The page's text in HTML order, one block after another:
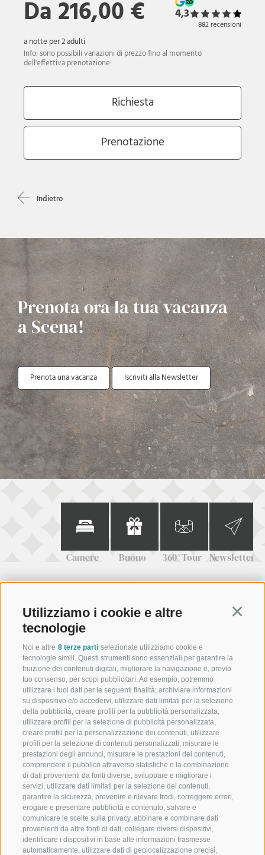
Utilizziamo i cookie e altre
tecnologie
Noi e altre 8 terze parti selezionate utilizziamo cookie e
tecnologie simili. Questi strumenti sono essenziali per garantire la
fruizione dei contenuti digitali, migliorare la navigazione e, previo
tuo consenso, per scopi pubblicitari. Ad esempio, potremmo
utilizzare i tuoi dati per le seguenti finalità: archiviare informazioni
su dispositivo e/o accedervi, utilizzare dati limitati per la selezione
della pubblicità, creare profili per la pubblicità personalizzata,
utilizzare profili per la selezione di pubblicità personalizzata,
creare profili per la personalizzazione dei contenuti, utilizzare
profili per la selezione di contenuti personalizzati, misurare le
prestazioni degli annunci, misurare le prestazioni dei contenuti,
comprendere il pubblico attraverso statistiche o la combinazione
di dati provenienti da fonti diverse, sviluppare e migliorare i
servizi, utilizzare dati limitati per la selezione dei contenuti,
garantire la sicurezza, prevenire e rilevare frodi, correggere errori,
erogare e presentare pubblicità e contenuto, salvare e
comunicare le scelte sulla privacy, abbinare e combinare dati
provenienti da altre fonti di dati, collegare diversi dispositivi,
identificare i dispositivi in base alle informazioni trasmesse
automaticamente, utilizzare dati di geolocalizzazione precisi,
Indietro
Prenota ora la tua vacanza
a Scena!
Prenota una vacanza Iscriviti alla Newsletter
Camere Buono 360° Tour Newsletter
+39 0473 945623
info@schennerhof.com
Via Scena 3 | I-39017 Scena - Merano
Schennerhof
Hotel Schennerhof vicino a Merano a conduzione familiare
Ristorante
Ristorante a Scena presso Merano
Christophs
Il vostro hotel B&B a Scena - la vostra vacanza inizia qui